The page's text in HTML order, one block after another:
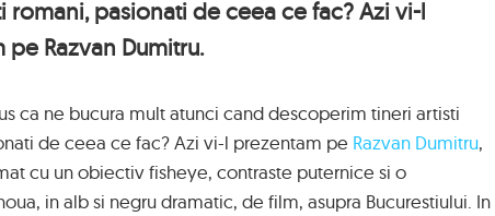
romani, pasionati de ceea ce fac? Azi vi-l
Razvan Dumitru.
ca ne bucura mult atunci cand descoperim tineri artisti
de ceea ce fac? Azi vi-l prezentam pe Razvan Dumitru,
cu un obiectiv fisheye, contraste puternice si o
in alb si negru dramatic, de film, asupra Bucurestiului. In